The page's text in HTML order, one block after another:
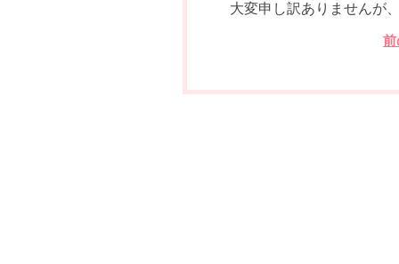
大変申し訳ありませんが
前